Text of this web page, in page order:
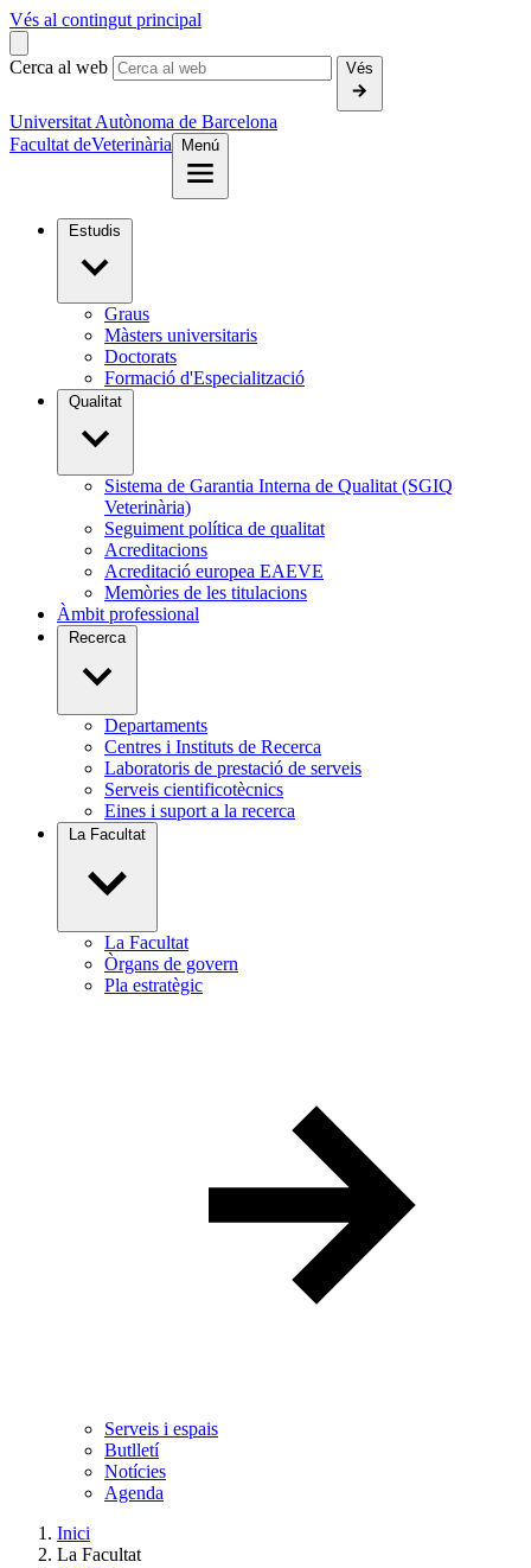
Vés al contingut principal
Cerca al web Vés
Universitat Autònoma de Barcelona
Facultat deVeterinària Menú
Estudis
Graus
Màsters universitaris
Doctorats
Formació d'Especialització
Qualitat
Sistema de Garantia Interna de Qualitat (SGIQ
Veterinària)
Seguiment política de qualitat
Acreditacions
Acreditació europea EAEVE
Memòries de les titulacions
Àmbit professional
Recerca
Departaments
Centres i Instituts de Recerca
Laboratoris de prestació de serveis
Serveis cientificotècnics
Eines i suport a la recerca
La Facultat
La Facultat
Òrgans de govern
Pla estratègic
Serveis i espais
Butlletí
Notícies
Agenda
Inici
La Facultat